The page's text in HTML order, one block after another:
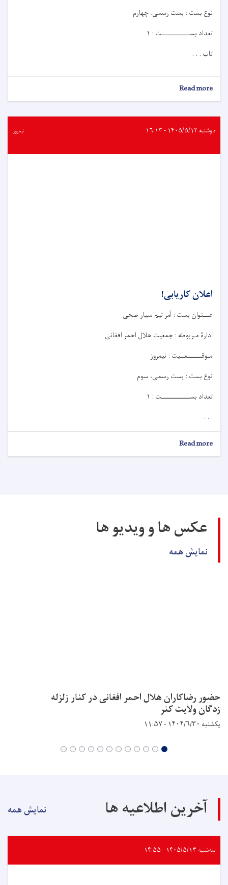
نوع بست : بست رسمی، چهارم
تعداد بســــــــــــــت : ۱
تاب . . .
Read more
اعلان
دوشنبه ۱۴۰۵/۵/۱۲ - ۱۶:۱۳ نیمروز
اعلان کاریابی!
عـــنوان بست : آمر تیم سیار صحی
ادارۀ مـربوطه : جمعیت هلال احمر افغانی
مـوقـــــــعــيت : نیمروز
نوع بست : بست رسمی، سوم
تعداد بســــــــــــــت : ۱
. . .
Read more
اعلان
عکس ها و ویدیو ها
نمایش همه
حضور رضاکاران هلال احمر افغانی در کنار زلزله
زدگان ولایت کنر
یکشنبه ۱۴۰۴/۶/۳۰ - ۱۱:۵۷
آخرین اطلاعیه ها نمایش همه
سه‌شنبه ۱۴۰۵/۵/۱۳ - ۱۴:۵۵